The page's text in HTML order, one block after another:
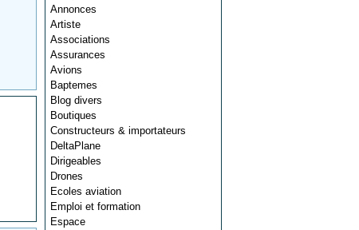
Annonces
Artiste
Associations
Assurances
Avions
Baptemes
Blog divers
Boutiques
Constructeurs & importateurs
DeltaPlane
Dirigeables
Drones
Ecoles aviation
Emploi et formation
Espace